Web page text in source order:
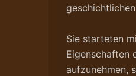
Sie starteten
Eigenschaften
aufzunehmen,